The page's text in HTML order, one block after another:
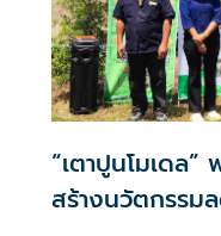
“เตาปูนโมเดล
สร้างนวัตกรรม